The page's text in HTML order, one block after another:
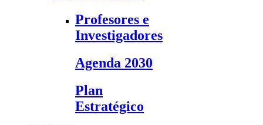
Profesores e
Investigadores
Agenda 2030
Plan
Estratégico